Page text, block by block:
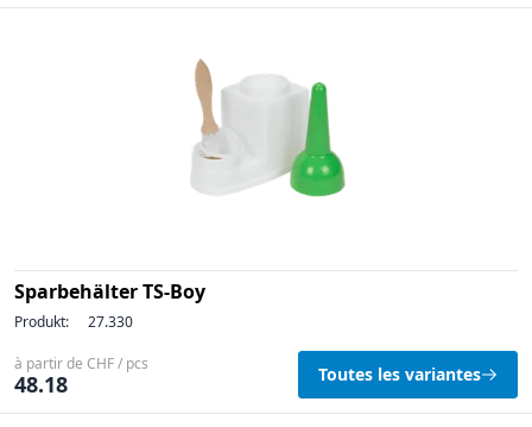
Sparbehälter TS-Boy
Produkt: 27.330
à partir de CHF / pcs
48.18 Toutes les variantes